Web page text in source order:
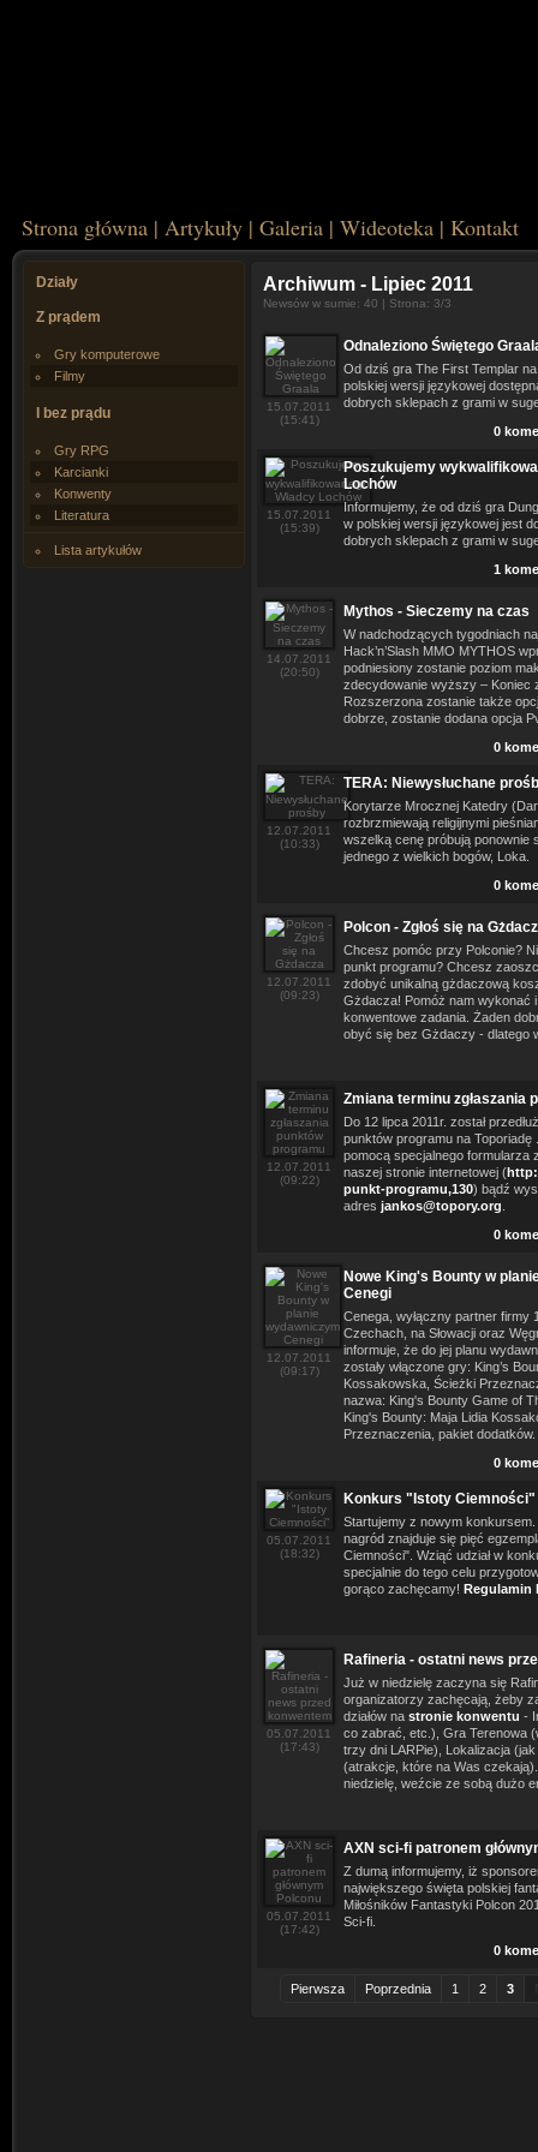
Strona główna | Artykuły | Galeria | Wideoteka | Kontakt
Działy
Z prądem
Gry komputerowe
Filmy
I bez prądu
Gry RPG
Karcianki
Konwenty
Literatura
Lista artykułów
Archiwum - Lipiec 2011
Newsów w sumie: 40 | Strona: 3/3
15.07.2011
(15:41)
Odnaleziono Świętego
Od dziś gra The First Templar
polskiej wersji językowej
dobrych sklepach z grami w
0
15.07.2011
(15:39)
Poszukujemy
Lochów
Informujemy, że od dziś gra
w polskiej wersji językowej jest
dobrych sklepach z grami w
1
14.07.2011
(20:50)
Mythos - Sieczemy na czas
W nadchodzących tygodniach
Hack’n’Slash MMO MYTHOS
podniesiony zostanie poziom
zdecydowanie wyższy – Koniec
Rozszerzona zostanie także
dobrze, zostanie dodana opcja
0
12.07.2011
(10:33)
TERA: Niewysłuchane
Korytarze Mrocznej Katedry
rozbrzmiewają religijnymi
wszelką cenę próbują ponownie
jednego z wielkich bogów, Loka.
0
12.07.2011
(09:23)
Polcon - Zgłoś się na
Chcesz pomóc przy Polconie?
punkt programu? Chcesz
zdobyć unikalną gżdaczową
Gżdacza! Pomóż nam wykonać
konwentowe zadania. Żaden
obyć się bez Gżdaczy - dlatego
12.07.2011
(09:22)
Zmiana terminu zgłaszania
Do 12 lipca 2011r. został
punktów programu na
pomocą specjalnego formularza
naszej stronie internetowej (
punkt-programu,130) bądź
adres jankos@topory.org
0
12.07.2011
(09:17)
Nowe King's Bounty w
Cenegi
Cenega, wyłączny partner firmy
Czechach, na Słowacji oraz
informuje, że do jej planu
zostały włączone gry: King’s
Kossakowska, Ścieżki
nazwa: King's Bounty Game of
King's Bounty: Maja Lidia
Przeznaczenia, pakiet dodatków.
0
05.07.2011
(18:32)
Konkurs "Istoty Ciemności"
Startujemy z nowym
nagród znajduje się pięć
Ciemności". Wziąć udział w
specjalnie do tego celu
gorąco zachęcamy! Regulamin
05.07.2011
(17:43)
Rafineria - ostatni news
Już w niedzielę zaczyna się
organizatorzy zachęcają, żeby
działów na stronie konwentu -
co zabrać, etc.), Gra Terenowa
trzy dni LARPie), Lokalizacja
(atrakcje, które na Was
niedzielę, weźcie ze sobą dużo
05.07.2011
(17:42)
AXN sci-fi patronem
Z dumą informujemy, iż
największego święta polskiej
Miłośników Fantastyki Polcon
Sci-fi.
0
Pierwsza Poprzednia 1 2 3